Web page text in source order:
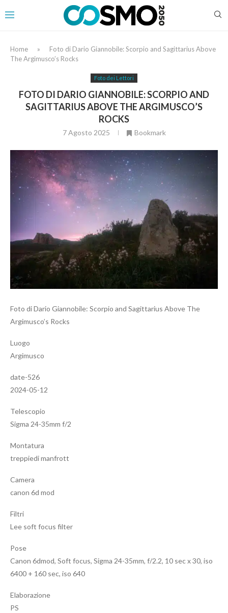
Home »
Foto di Dario Giannobile: Scorpio and Sagittarius Above
The Argimusco’s Rocks
Foto dei Lettori
FOTO DI DARIO GIANNOBILE: SCORPIO AND
SAGITTARIUS ABOVE THE ARGIMUSCO’S
ROCKS
7 Agosto 2025 Bookmark
Foto di Dario Giannobile: Scorpio and Sagittarius Above The
Argimusco’s Rocks
Luogo
Argimusco
date-526
2024-05-12
Telescopio
Sigma 24-35mm f/2
Montatura
treppiedi manfrott
Camera
canon 6d mod
Filtri
Lee soft focus filter
Pose
Canon 6dmod, Soft focus, Sigma 24-35mm, f/2.2, 10 sec x 30, iso
6400 + 160 sec, iso 640
Elaborazione
PS